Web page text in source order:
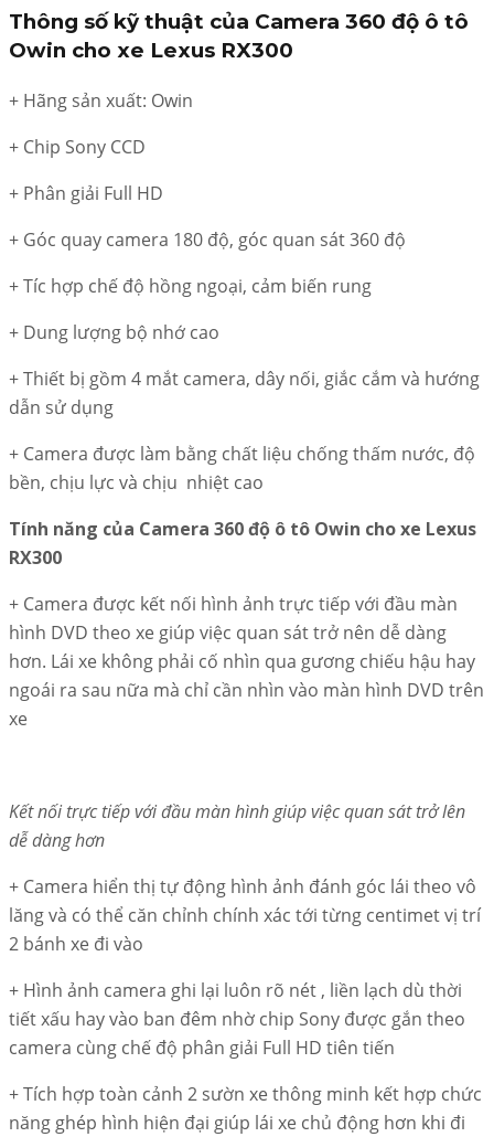
Thông số kỹ thuật của Camera 360 độ ô tô
Owin cho xe Lexus RX300
+ Hãng sản xuất: Owin
+ Chip Sony CCD
+ Phân giải Full HD
+ Góc quay camera 180 độ, góc quan sát 360 độ
+ Tíc hợp chế độ hồng ngoại, cảm biến rung
+ Dung lượng bộ nhớ cao
+ Thiết bị gồm 4 mắt camera, dây nối, giắc cắm và hướng
dẫn sử dụng
+ Camera được làm bằng chất liệu chống thấm nước, độ
bền, chịu lực và chịu nhiệt cao
Tính năng của Camera 360 độ ô tô Owin cho xe Lexus
RX300
+ Camera được kết nối hình ảnh trực tiếp với đầu màn
hình DVD theo xe giúp việc quan sát trở nên dễ dàng
hơn. Lái xe không phải cố nhìn qua gương chiếu hậu hay
ngoái ra sau nữa mà chỉ cần nhìn vào màn hình DVD trên
xe
Kết nối trực tiếp với đầu màn hình giúp việc quan sát trở lên
dễ dàng hơn
+ Camera hiển thị tự động hình ảnh đánh góc lái theo vô
lăng và có thể căn chỉnh chính xác tới từng centimet vị trí
2 bánh xe đi vào
+ Hình ảnh camera ghi lại luôn rõ nét , liền lạch dù thời
tiết xấu hay vào ban đêm nhờ chip Sony được gắn theo
camera cùng chế độ phân giải Full HD tiên tiến
+ Tích hợp toàn cảnh 2 sườn xe thông minh kết hợp chức
năng ghép hình hiện đại giúp lái xe chủ động hơn khi đi